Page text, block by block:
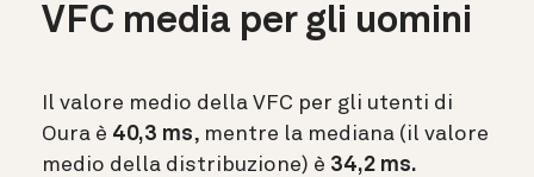
VFC media per gli uomini
Il valore medio della VFC per gli utenti di
Oura è 40,3 ms, mentre la mediana (il valore
medio della distribuzione) è 34,2 ms.